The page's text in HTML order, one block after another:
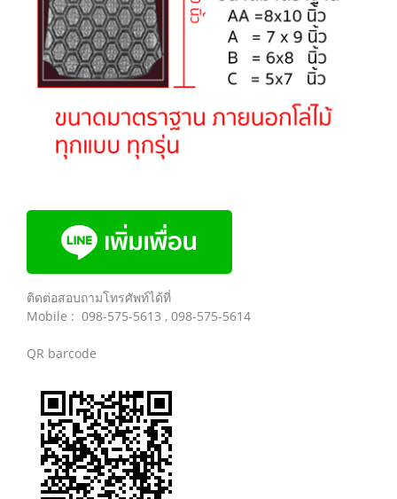
ติดต่อสอบถามโทรศัพท์ได้ที่
Mobile : 098-575-5613 , 098-575-5614
QR barcode